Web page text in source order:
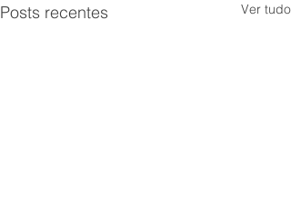
Posts recentes Ver tudo